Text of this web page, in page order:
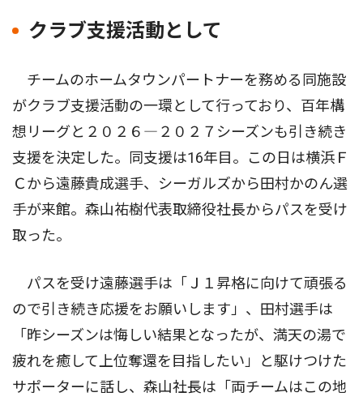
クラブ支援活動として
チームのホームタウンパートナーを務める同施設
がクラブ支援活動の一環として行っており、百年構
想リーグと２０２６―２０２７シーズンも引き続き
支援を決定した。同支援は16年目。この日は横浜Ｆ
Ｃから遠藤貴成選手、シーガルズから田村かのん選
手が来館。森山祐樹代表取締役社長からパスを受け
取った。
パスを受け遠藤選手は「Ｊ１昇格に向けて頑張る
ので引き続き応援をお願いします」、田村選手は
「昨シーズンは悔しい結果となったが、満天の湯で
疲れを癒して上位奪還を目指したい」と駆けつけた
サポーターに話し、森山社長は「両チームはこの地